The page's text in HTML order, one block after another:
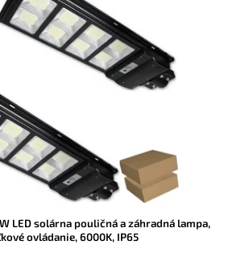
LED solárna pouličná a záhradná lampa,
ovládanie, 6000K, IP65